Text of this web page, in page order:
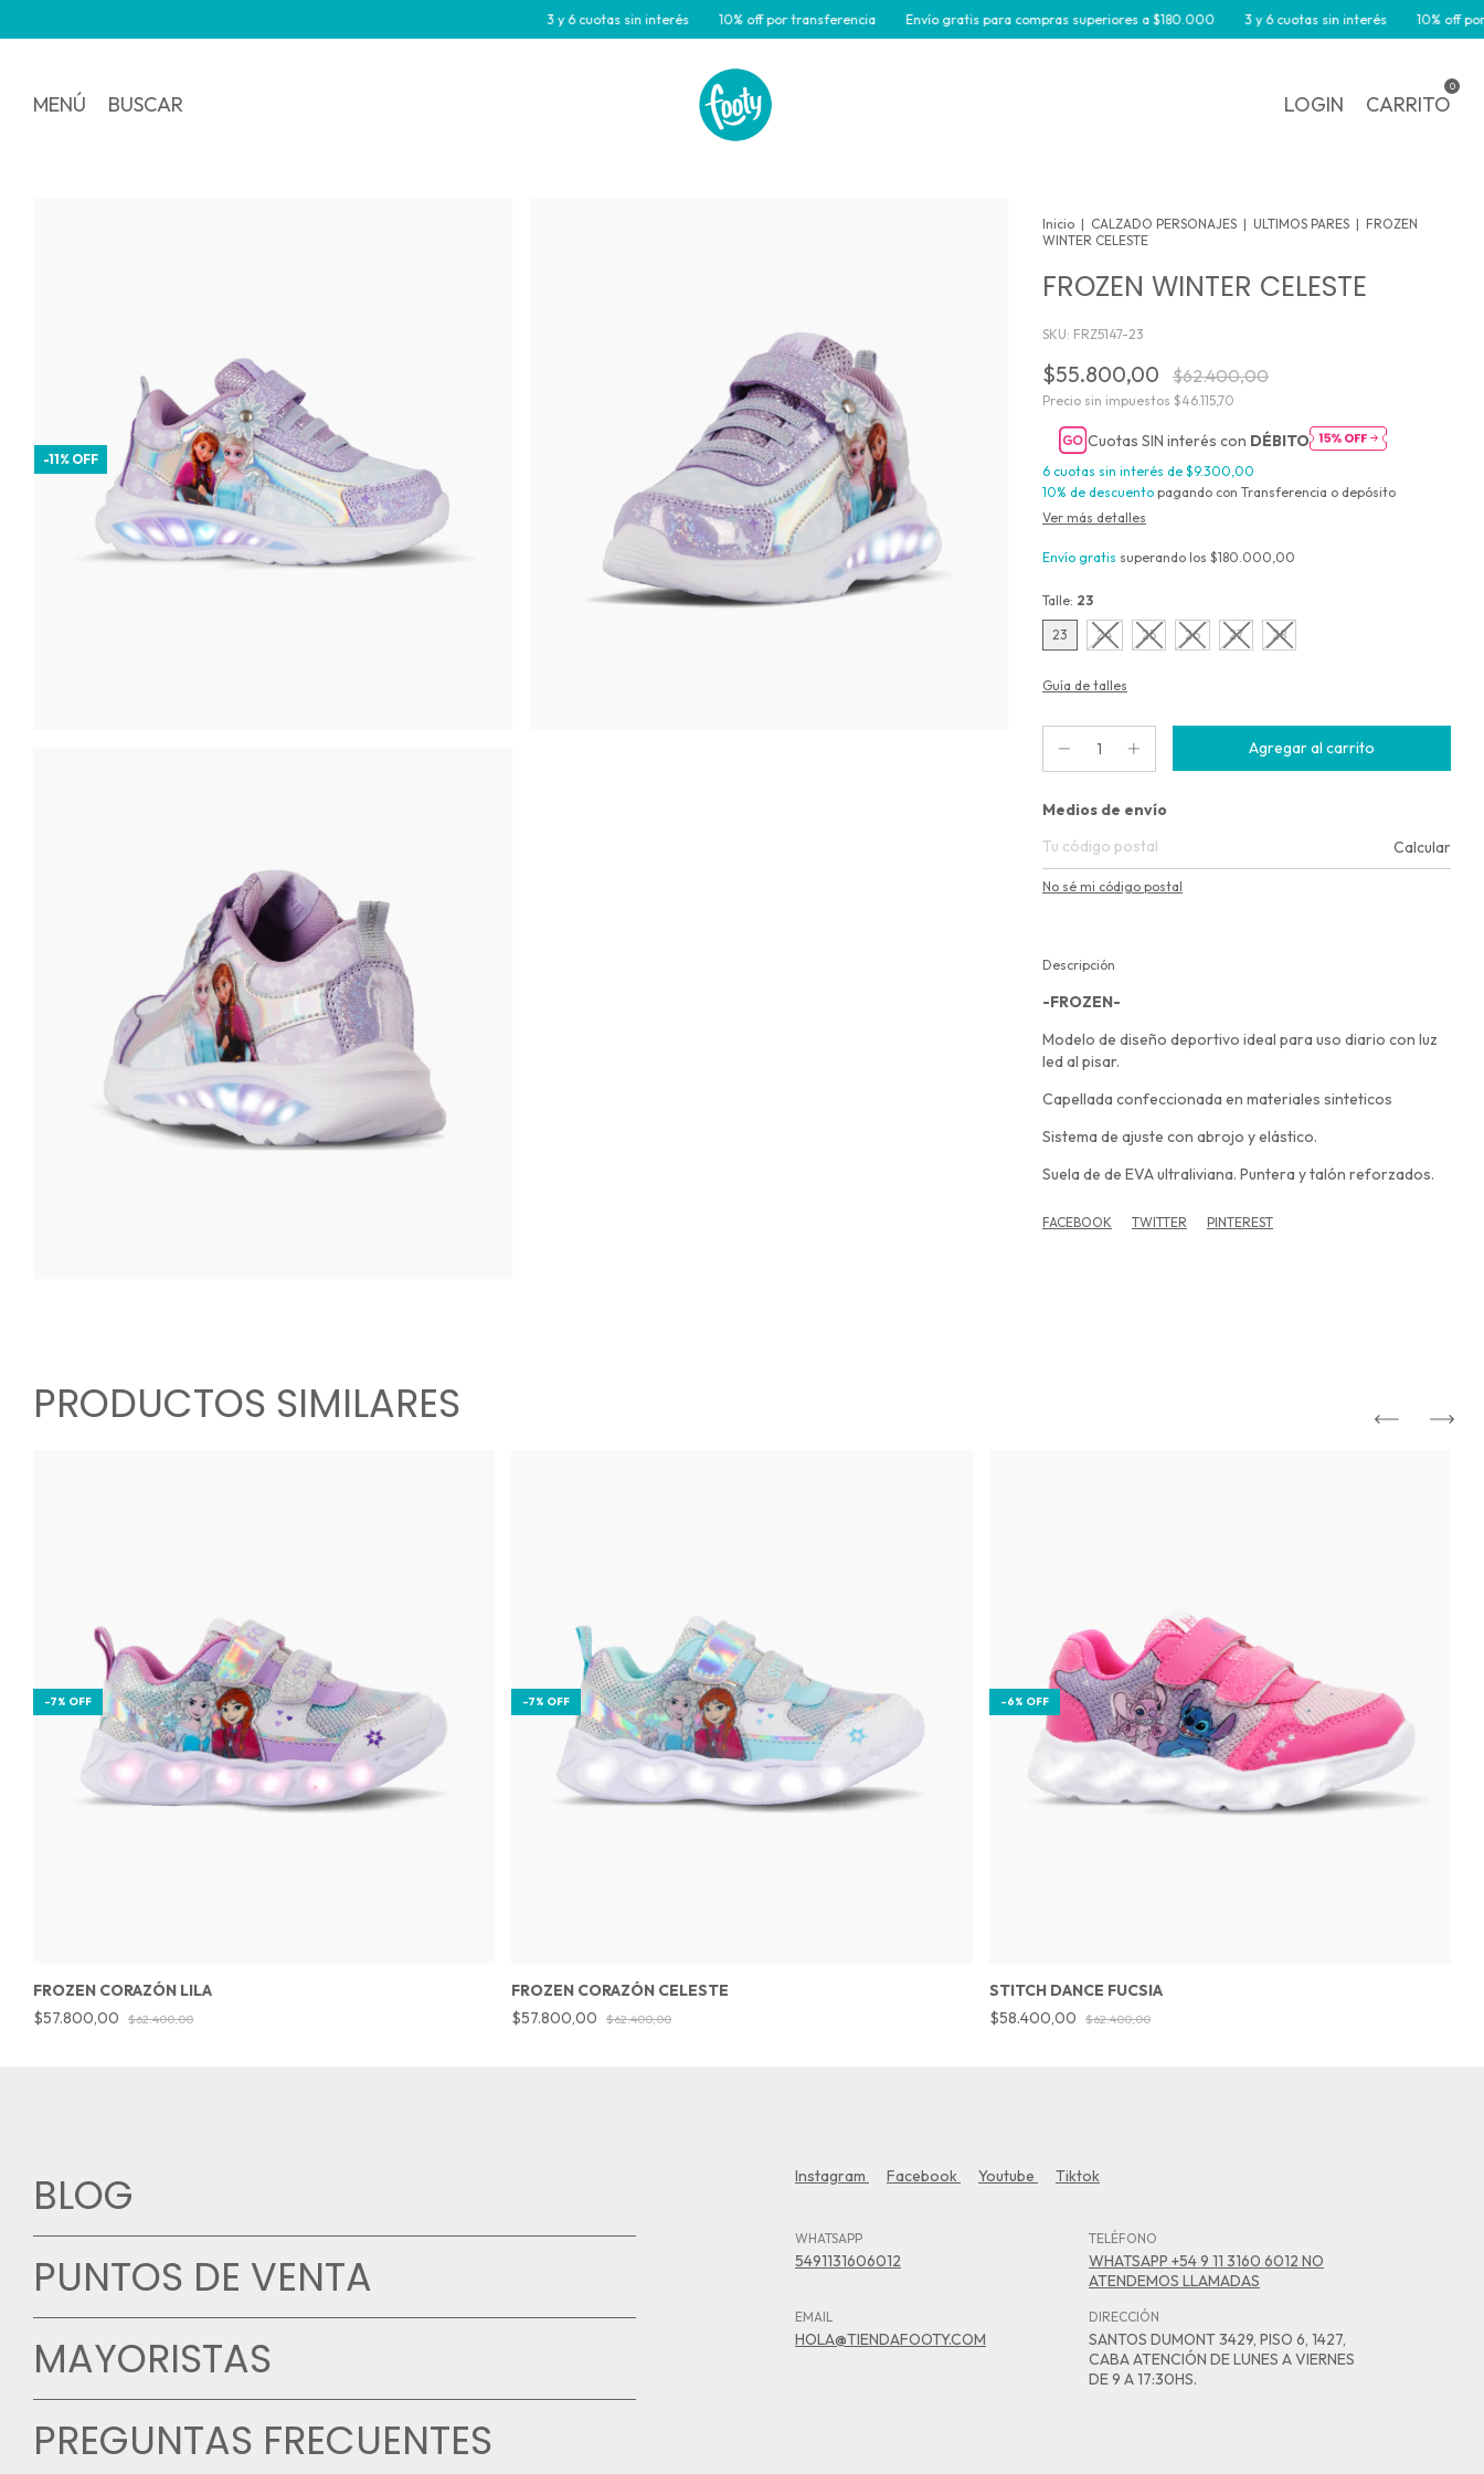
3 y 6 cuotas sin interés 10% off por transferencia Envío gratis para compras superiores a $180.000 3 y 6 cuotas sin interés 10% off por
MENÚ BUSCAR LOGIN CARRITO
0
-11% OFF
Inicio | CALZADO PERSONAJES | ULTIMOS PARES | FROZEN
WINTER CELESTE
FROZEN WINTER CELESTE
SKU: FRZ5147-23
$55.800,00 $62.400,00
Precio sin impuestos $46.115,70
Cuotas SIN interés con DÉBITO
6 cuotas sin interés de $9.300,00
10% de descuento pagando con Transferencia o depósito
Ver más detalles
Envío gratis superando los $180.000,00
Talle: 23
23 24 25 26 27 28
Guía de talles
Entregas para el CP:
Medios de envío
Calcular
No sé mi código postal
Descripción
-FROZEN-
Modelo de diseño deportivo ideal para uso diario con luz
led al pisar.
Capellada confeccionada en materiales sinteticos
Sistema de ajuste con abrojo y elástico.
Suela de de EVA ultraliviana. Puntera y talón reforzados.
FACEBOOK TWITTER PINTEREST
PRODUCTOS SIMILARES
-7% OFF
FROZEN CORAZÓN LILA
$57.800,00
$62.400,00
-7% OFF
FROZEN CORAZÓN CELESTE
$57.800,00
$62.400,00
-6% OFF
STITCH DANCE FUCSIA
$58.400,00
$62.400,00
BLOG
PUNTOS DE VENTA
MAYORISTAS
PREGUNTAS FRECUENTES
Instagram Facebook Youtube Tiktok
WHATSAPP
5491131606012
TELÉFONO
WHATSAPP +54 9 11 3160 6012 NO
ATENDEMOS LLAMADAS
EMAIL
HOLA@TIENDAFOOTY.COM
DIRECCIÓN
SANTOS DUMONT 3429, PISO 6, 1427,
CABA ATENCIÓN DE LUNES A VIERNES
DE 9 A 17:30HS.